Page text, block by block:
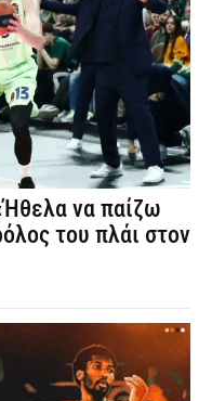
να παίζω
του πλάι στον